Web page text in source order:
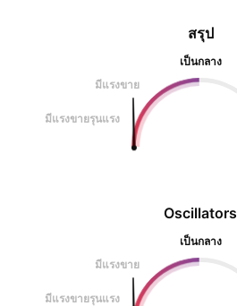
Oscillators
เป็นกลาง
มีแรงขาย
มีแรงขายรุนแรง
สรุป
เป็นกลาง
มีแรงขาย
มีแรงขายรุนแรง